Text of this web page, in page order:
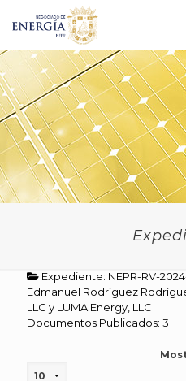
Expediente: NEPR-RV-
Edmanuel Rodríguez
LLC y LUMA Energy, LLC
Documentos Publicados: 3